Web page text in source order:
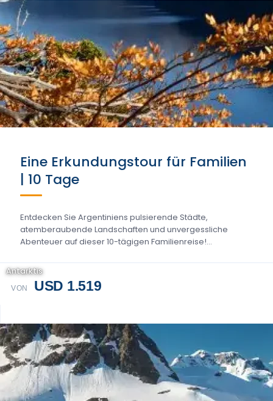
Eine Erkundungstour für Familien
| 10 Tage
Entdecken Sie Argentiniens pulsierende Städte,
atemberaubende Landschaften und unvergessliche
Abenteuer auf dieser 10-tägigen Familienreise!...
VON USD 1.519
Antarktis